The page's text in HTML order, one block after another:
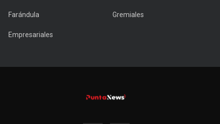
Farándula Gremiales
Empresariales